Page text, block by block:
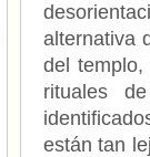
alternativa
del
rituales
están tan